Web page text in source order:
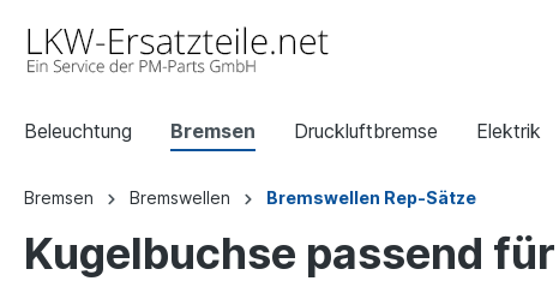
Beleuchtung Bremsen Druckluftbremse Elektrik
Bremsen Bremswellen Bremswellen Rep-Sätze
Kugelbuchse passend